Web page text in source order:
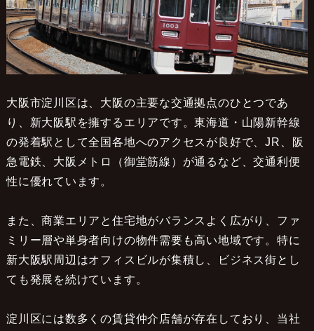
大阪市淀川区は、大阪の主要な交通拠点のひとつであ
り、新大阪駅を擁するエリアです。東海道・山陽新幹線
の発着駅として全国各地へのアクセスが良好で、JR、阪
急電鉄、大阪メトロ（御堂筋線）が通るなど、交通利便
性に優れています。
また、商業エリアと住宅地がバランスよく広がり、ファ
ミリー層や単身者向けの物件需要も高い地域です。特に
新大阪駅周辺はオフィスビルが集積し、ビジネス街とし
ても発展を続けています。
淀川区には数多くの賃貸仲介店舗が存在しており、当社